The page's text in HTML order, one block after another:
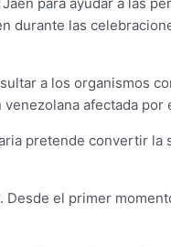
durante las
a los organismos
afectada por
pretende convertir la
el primer